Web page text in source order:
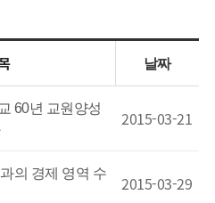
날짜
60년 교원양성
2015-03-21
의 경제 영역 수
2015-03-29